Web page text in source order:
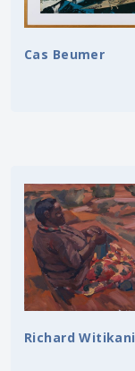
Cas Beumer
Richard Witikani